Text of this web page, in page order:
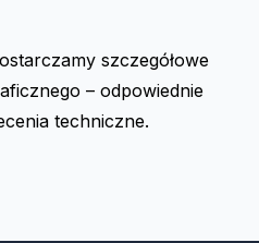
szczegółowe
– odpowiednie
techniczne.